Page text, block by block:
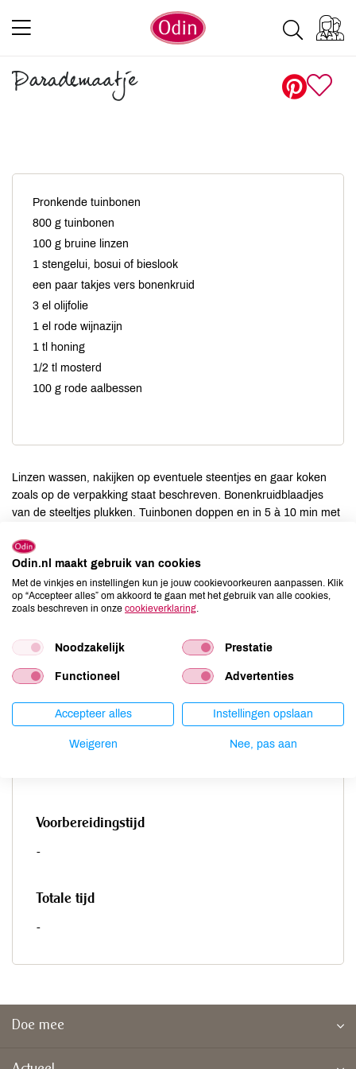
Parademaatje
Pronkende tuinbonen
800 g tuinbonen
100 g bruine linzen
1 stengelui, bosui of bieslook
een paar takjes vers bonenkruid
3 el olijfolie
1 el rode wijnazijn
1 tl honing
1/2 tl mosterd
100 g rode aalbessen
Linzen wassen, nakijken op eventuele steentjes en gaar koken
zoals op de verpakking staat beschreven. Bonenkruidblaadjes
van de steeltjes plukken. Tuinbonen doppen en in 5 à 10 min met
ringetjes knippen. Olie, azijn, honing en mosterd door elkaar
roeren. Dit gaat goed met een kleine garde. Aalbessen van hun
steeltjes ritsen. Dit kan met de hand of met een vork. Alle
ingrediënten door elkaar roeren. Koud serveren.
Porties
-
Bereidingstijd
Voorbereidingstijd
-
Totale tijd
-
Doe mee
Odin.nl maakt gebruik van cookies
Met de vinkjes en instellingen kun je jouw cookievoorkeuren aanpassen. Klik
op “Accepteer alles” om akkoord te gaan met het gebruik van alle cookies,
zoals beschreven in onze cookieverklaring.
Noodzakelijk Prestatie
Functioneel Advertenties
Accepteer alles Instellingen opslaan
Weigeren Nee, pas aan